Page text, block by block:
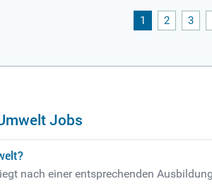
1 2 3
Jobs
nach einer entsprechenden